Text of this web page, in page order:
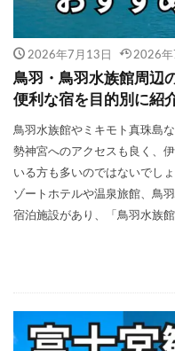
2026年7月13日 2026年
鳥羽・鳥羽水族館周辺
便利な宿を目的別に紹
鳥羽水族館やミキモト真珠島
勢神宮へのアクセスも良く、
いる方も多いのではないでし
ゾートホテルや温泉旅館、鳥
宿泊施設があり、「鳥羽水族